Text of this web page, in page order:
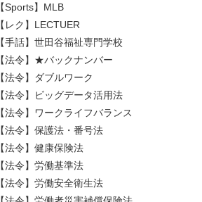
【Sports】MLB
【レク】LECTUER
【手話】世田谷福祉専門学校
【法令】★バックナンバー
【法令】ダブルワーク
【法令】ビッグデータ活用法
【法令】ワークライフバランス
【法令】保護法・番号法
【法令】健康保険法
【法令】労働基準法
【法令】労働安全衛生法